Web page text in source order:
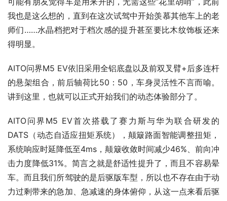
我也是这么想的，直到在这次试驾中开始羡慕其他车上的老
师们……水晶档把对于档次感的提升甚至要比木纹饰板还来
得明显。
AITO问界M5 EV依旧采用全铝底盘以及前双叉臂+后多连杆
的悬架组合，前后轴荷比50：50，车身灵活性不言而喻。
讲到这里，也就可以正式开始我们的动态体验部分了。
AITO问界M5 EV首次搭载了赛力斯与华为联合研发的
DATS（动态自适应扭矩系统），颠簸路面智能调整扭矩，
系统响应时延降低至4ms，颠簸收敛时间减少46%、前向冲
击力度降低31%。简言之就是舒适性提升了，而且不容易晕
车。而且我们所驾驶的是后驱版车型，所以也不存在由于动
力过剩带来的急加、急减速的身体俯仰，从这一点来看后驱